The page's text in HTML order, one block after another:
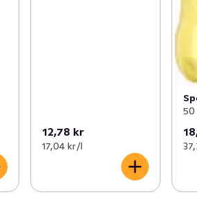
12,78 kr
17,04 kr /l
50